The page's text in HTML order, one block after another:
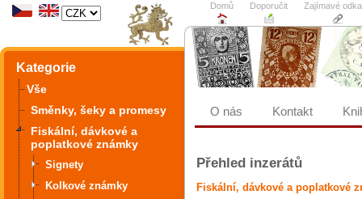
Přehled inzerátů
Fiskální, dávkové a poplatkové
Kategorie
Vše
Směnky, šeky a promesy
Fiskální, dávkové a
poplatkové známky
Signety
Kolkové známky
O nás Kontakt
Domů Doporučit Zajímavé